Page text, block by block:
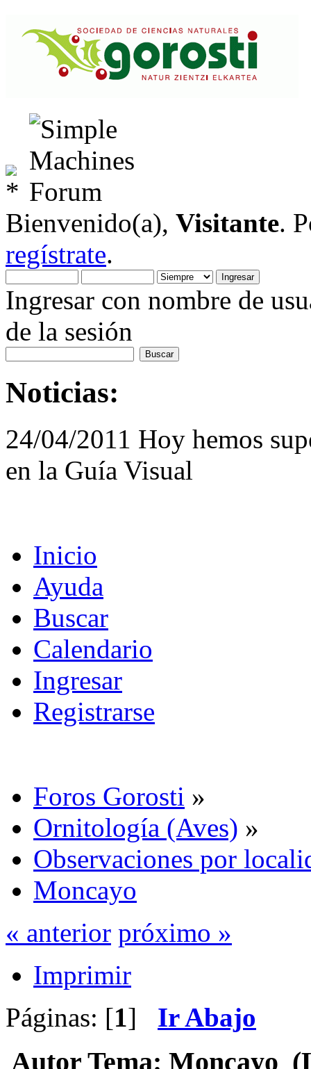
Bienvenido(a), Visitante.
regístrate.
Ingresar con nombre de
de la sesión
Noticias:
24/04/2011 Hoy hemos
en la Guía Visual
Inicio
Ayuda
Buscar
Calendario
Ingresar
Registrarse
Foros Gorosti »
Ornitología (Aves) »
Observaciones por
Moncayo
« anterior próximo »
Imprimir
Páginas: [1] Ir Abajo
Autor Tema: Moncayo